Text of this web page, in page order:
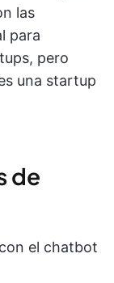
las
para
pero
una startup
de
el chatbot